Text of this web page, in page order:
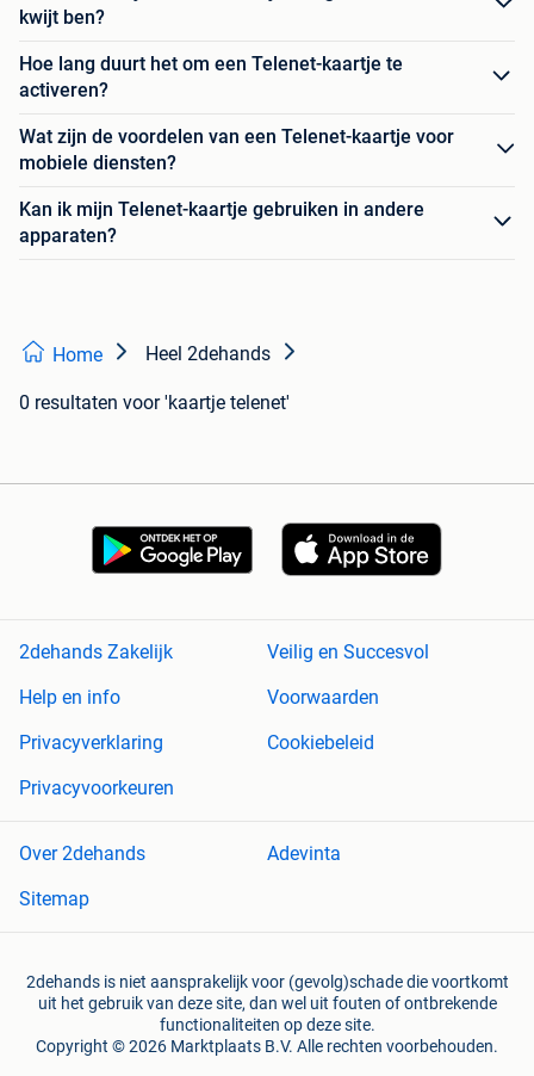
kwijt ben?
Hoe lang duurt het om een Telenet-kaartje te
activeren?
Wat zijn de voordelen van een Telenet-kaartje voor
mobiele diensten?
Kan ik mijn Telenet-kaartje gebruiken in andere
apparaten?
Home Heel 2dehands
0 resultaten voor 'kaartje telenet'
2dehands Zakelijk
Veilig en Succesvol
Help en info
Voorwaarden
Privacyverklaring
Cookiebeleid
Privacyvoorkeuren
Over 2dehands
Adevinta
Sitemap
2dehands is niet aansprakelijk voor (gevolg)schade die voortkomt
uit het gebruik van deze site, dan wel uit fouten of ontbrekende
functionaliteiten op deze site.
Copyright © 2026 Marktplaats B.V. Alle rechten voorbehouden.